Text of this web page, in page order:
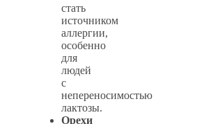
стать
источником
аллергии,
особенно
для
людей
с
непереносимостью
лактозы.
Орехи